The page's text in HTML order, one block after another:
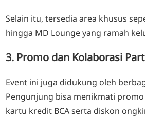
Selain itu, tersedia area khusus
hingga MD Lounge yang ramah
3. Promo dan Kolaborasi
Event ini juga didukung oleh
Pengunjung bisa menikmati
kartu kredit BCA serta diskon